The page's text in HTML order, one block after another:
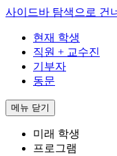
사이드바 탐색으로 건
현재 학생
직원 + 교수진
기부자
동문
메뉴 닫기
미래 학생
프로그램